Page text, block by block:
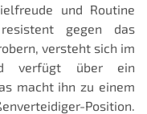
und Routine
gegen das
versteht sich im
verfügt über ein
macht ihn zu einem
Position.